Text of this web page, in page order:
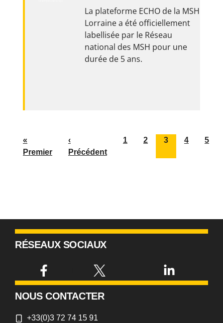
La plateforme ECHO de la MSH
Lorraine a été officiellement
labellisée par le Réseau
national des MSH pour une
durée de 5 ans.
«
Premier
‹
Précédent
1 2 3 4 5
RÉSEAUX SOCIAUX
NOUS CONTACTER
+33(0)3 72 74 15 91